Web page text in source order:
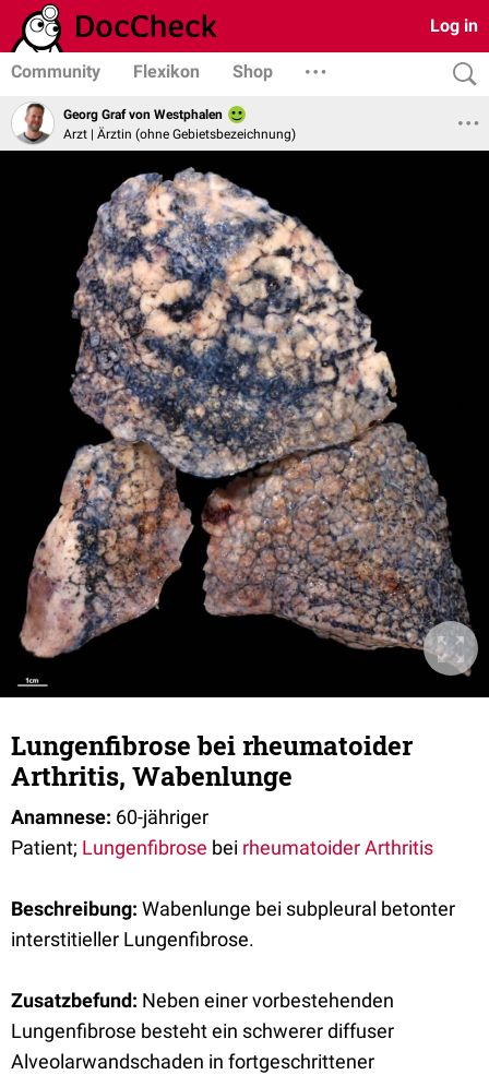
Log in
Community Flexikon Shop
Georg Graf von Westphalen
Arzt | Ärztin (ohne Gebietsbezeichnung)
Lungenfibrose bei rheumatoider
Arthritis, Wabenlunge
Anamnese: 60-jähriger
Patient; Lungenfibrose bei rheumatoider Arthritis
Beschreibung: Wabenlunge bei subpleural betonter
interstitieller Lungenfibrose.
Zusatzbefund: Neben einer vorbestehenden
Lungenfibrose besteht ein schwerer diffuser
Alveolarwandschaden in fortgeschrittener